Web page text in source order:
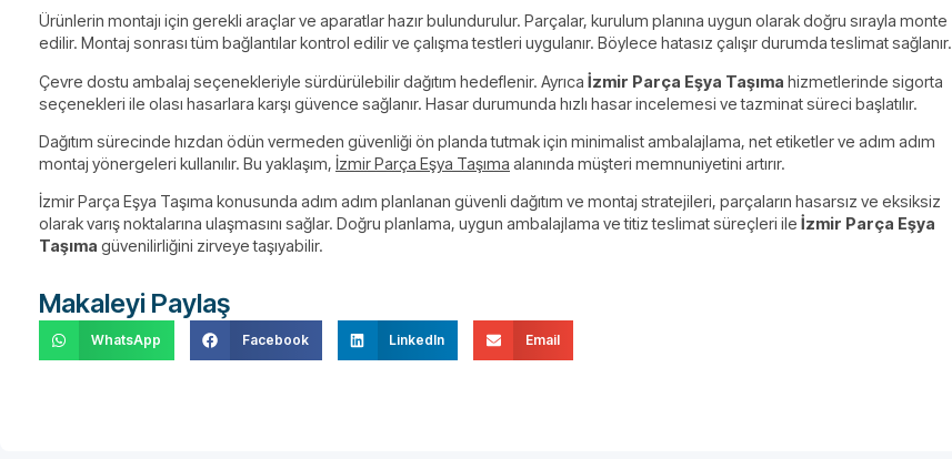
Ürünlerin montajı için gerekli araçlar ve aparatlar hazır bulundurulur. Parçalar, kurulum planına uygun olarak doğru sırayla monte
edilir. Montaj sonrası tüm bağlantılar kontrol edilir ve çalışma testleri uygulanır. Böylece hatasız çalışır durumda teslimat sağlanır.
Çevre dostu ambalaj seçenekleriyle sürdürülebilir dağıtım hedeflenir. Ayrıca İzmir Parça Eşya Taşıma hizmetlerinde sigorta
seçenekleri ile olası hasarlara karşı güvence sağlanır. Hasar durumunda hızlı hasar incelemesi ve tazminat süreci başlatılır.
Dağıtım sürecinde hızdan ödün vermeden güvenliği ön planda tutmak için minimalist ambalajlama, net etiketler ve adım adım
montaj yönergeleri kullanılır. Bu yaklaşım, İzmir Parça Eşya Taşıma alanında müşteri memnuniyetini artırır.
İzmir Parça Eşya Taşıma konusunda adım adım planlanan güvenli dağıtım ve montaj stratejileri, parçaların hasarsız ve eksiksiz
olarak varış noktalarına ulaşmasını sağlar. Doğru planlama, uygun ambalajlama ve titiz teslimat süreçleri ile İzmir Parça Eşya
Taşıma güvenilirliğini zirveye taşıyabilir.
Makaleyi Paylaş
WhatsApp Facebook LinkedIn Email